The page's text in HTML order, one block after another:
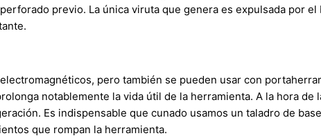
previo. La única viruta que genera es expulsada por
pero también se pueden usar con
notablemente la vida útil de la herramienta. A la hora de
Es indispensable que cunado usamos un taladro de
que rompan la herramienta.